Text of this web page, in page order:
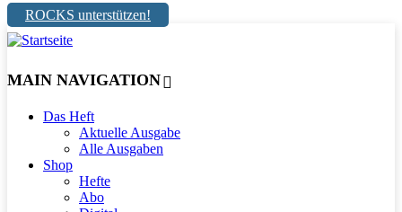
ROCKS unterstützen!
MAIN NAVIGATION
Das Heft
Aktuelle Ausgabe
Alle Ausgaben
Shop
Hefte
Abo